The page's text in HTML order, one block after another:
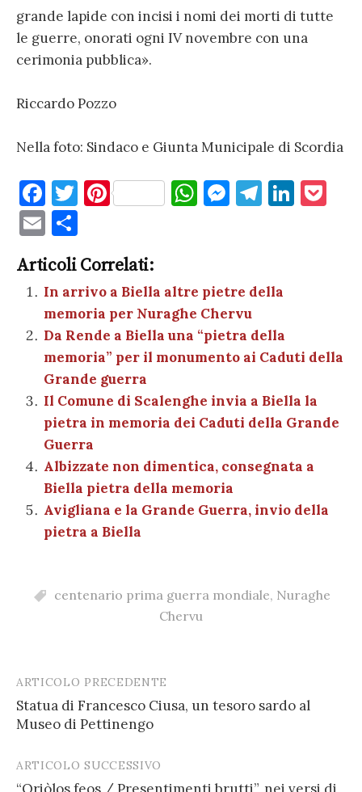
grande lapide con incisi i nomi dei morti di tutte
le guerre, onorati ogni IV novembre con una
cerimonia pubblica».
Riccardo Pozzo
Nella foto: Sindaco e Giunta Municipale di Scordia
F
a
c
e
b
o
o
k
T
te
r
Pi
es
t
W
A
p
p
M
g
er
T
a
m
Li
E
m
ai
l
n
di
vi
di
Articoli Correlati:
In arrivo a Biella altre pietre della
memoria per Nuraghe Chervu
Da Rende a Biella una “pietra della
memoria” per il monumento ai Caduti della
Grande guerra
Il Comune di Scalenghe invia a Biella la
pietra in memoria dei Caduti della Grande
Guerra
Albizzate non dimentica, consegnata a
Biella pietra della memoria
Avigliana e la Grande Guerra, invio della
pietra a Biella
centenario prima guerra mondiale, Nuraghe
Chervu
Post
navigation
ARTICOLO PRECEDENTE
Statua di Francesco Ciusa, un tesoro sardo al
Museo di Pettinengo
ARTICOLO SUCCESSIVO